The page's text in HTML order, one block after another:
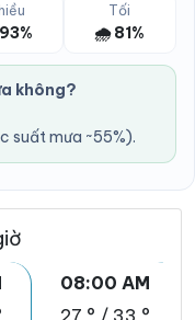
Tối
🌧️ 81%
không?
suất mưa ~55%).
08:00 AM